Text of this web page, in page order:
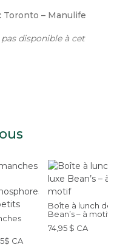
Toronto – Manulife
disponible à cet
CA
Boîte à lunch de
Bean’s – à motif
74,95 $ CA